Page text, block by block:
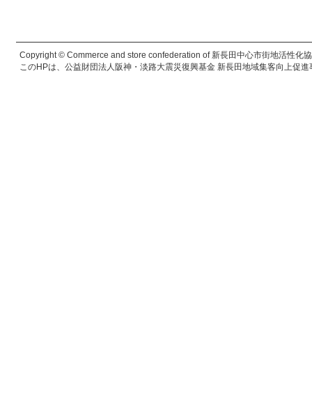
Copyright © Commerce and store confederation of 新長田中心市街地活性化
このHPは、公益財団法人阪神・淡路大震災復興基金 新長田地域集客向上促